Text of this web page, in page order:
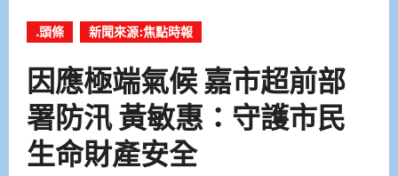
.頭條 新聞來源:焦點時報
因應極端氣候 嘉市超前部
署防汛 黃敏惠：守護市民
生命財產安全